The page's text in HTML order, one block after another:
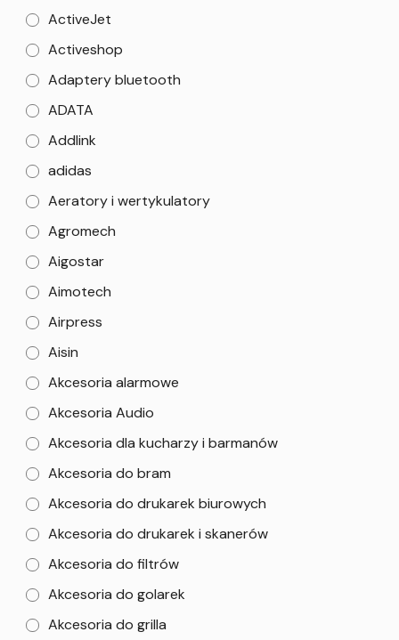
ActiveJet
Activeshop
Adaptery bluetooth
ADATA
Addlink
adidas
Aeratory i wertykulatory
Agromech
Aigostar
Aimotech
Airpress
Aisin
Akcesoria alarmowe
Akcesoria Audio
Akcesoria dla kucharzy i barmanów
Akcesoria do bram
Akcesoria do drukarek biurowych
Akcesoria do drukarek i skanerów
Akcesoria do filtrów
Akcesoria do golarek
Akcesoria do grilla